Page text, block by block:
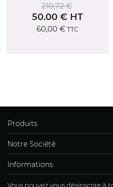
210,72 €
50.00 € HT
60,00 € TTC
Informations
Vous pouvez vous désinscrire à
Produits
Notre Société